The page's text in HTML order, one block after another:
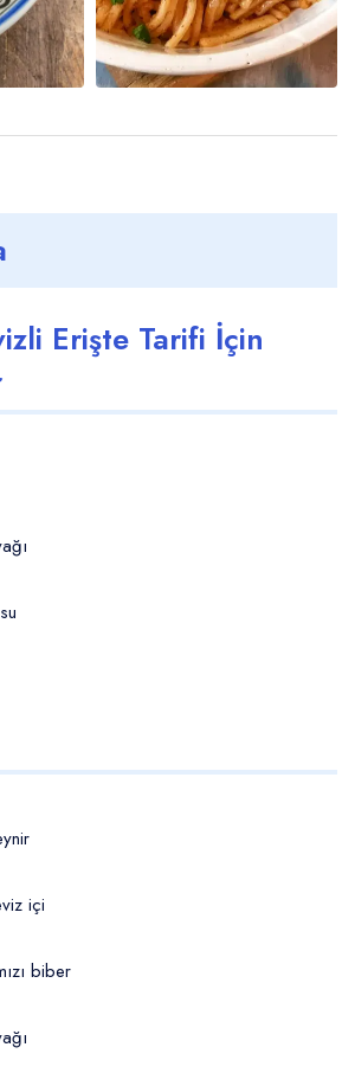
Erişte Tarifi İçin
içi
biber